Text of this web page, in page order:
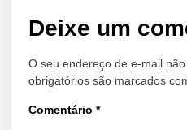
Deixe um
O seu endereço de e-mail não
obrigatórios são marcados
Comentário *